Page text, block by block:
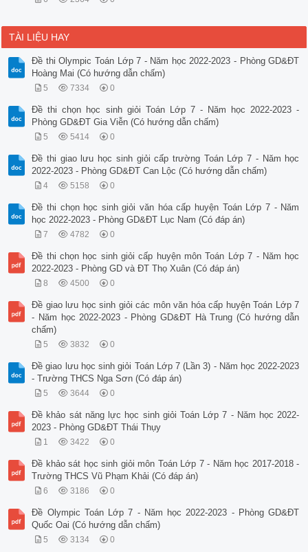
TÀI LIỆU HAY
Đề thi Olympic Toán Lớp 7 - Năm học 2022-2023 - Phòng GD&ĐT
Hoàng Mai (Có hướng dẫn chấm)
5 7334 0
Đề thi chọn học sinh giỏi Toán Lớp 7 - Năm học 2022-2023 -
Phòng GD&ĐT Gia Viễn (Có hướng dẫn chấm)
5 5414 0
Đề thi giao lưu học sinh giỏi cấp trường Toán Lớp 7 - Năm học
2022-2023 - Phòng GD&ĐT Can Lộc (Có hướng dẫn chấm)
4 5158 0
Đề thi chọn học sinh giỏi văn hóa cấp huyện Toán Lớp 7 - Năm
học 2022-2023 - Phòng GD&ĐT Lục Nam (Có đáp án)
7 4782 0
Đề thi chọn học sinh giỏi cấp huyện môn Toán Lớp 7 - Năm học
2022-2023 - Phòng GD và ĐT Thọ Xuân (Có đáp án)
8 4500 0
Đề giao lưu học sinh giỏi các môn văn hóa cấp huyện Toán Lớp 7
- Năm học 2022-2023 - Phòng GD&ĐT Hà Trung (Có hướng dẫn
chấm)
5 3832 0
Đề giao lưu học sinh giỏi Toán Lớp 7 (Lần 3) - Năm học 2022-2023
- Trường THCS Nga Sơn (Có đáp án)
5 3644 0
Đề khảo sát năng lực học sinh giỏi Toán Lớp 7 - Năm học 2022-
2023 - Phòng GD&ĐT Thái Thụy
1 3422 0
Đề khảo sát học sinh giỏi môn Toán Lớp 7 - Năm học 2017-2018 -
Trường THCS Vũ Phạm Khải (Có đáp án)
6 3186 0
Đề Olympic Toán Lớp 7 - Năm học 2022-2023 - Phòng GD&ĐT
Quốc Oai (Có hướng dẫn chấm)
5 3134 0